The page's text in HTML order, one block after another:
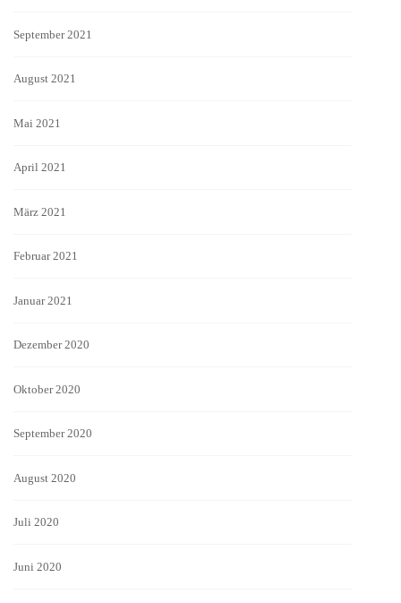
September 2021
August 2021
Mai 2021
April 2021
März 2021
Februar 2021
Januar 2021
Dezember 2020
Oktober 2020
September 2020
August 2020
Juli 2020
Juni 2020